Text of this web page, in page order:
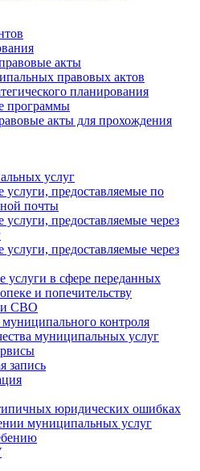
акты
правовых актов
планирования
программы
акты для прохождения
услуг
предоставляемые по
почты
предоставляемые через
предоставляемые через
услуги в сфере переданных
и попечительству
СВО
контроля
муниципальных услуг
запись
юридических ошибках
муниципальных услуг